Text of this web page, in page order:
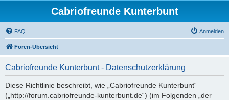
Cabriofreunde Kunterbunt
FAQ Anmelden
Foren-Übersicht
Cabriofreunde Kunterbunt - Datenschutzerklärung
Diese Richtlinie beschreibt, wie „Cabriofreunde Kunterbunt“
(„http://forum.cabriofreunde-kunterbunt.de“) (im Folgenden „der